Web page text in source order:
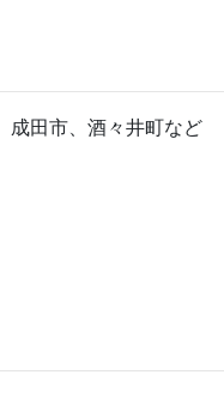
成田市、酒々井町など